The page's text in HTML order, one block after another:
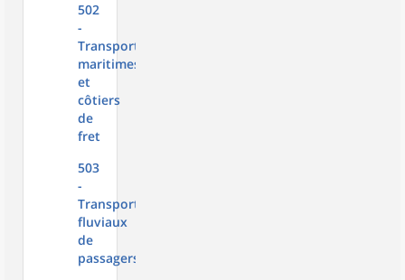
502
-
Transports
maritimes
et
côtiers
de
fret
503
-
Transports
fluviaux
de
passagers